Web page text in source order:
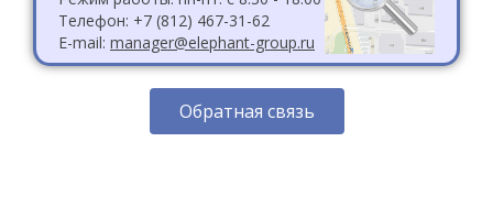
Телефон: +7 (812) 467-31-62
E-mail: manager@elephant-group.ru
Обратная связь